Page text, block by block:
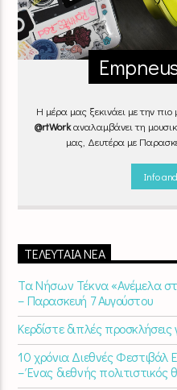
Η μέρα μας ξεκινάει με την
@rtWorkαναλαμβάνει τη
μας, Δευτέρα με
εναλλάσσονται
Info
ΤΕΛΕΥΤΑΊΑ ΝΈΑ
Τα Νήσων Τέκνα «Ανέμελα
– Παρασκευή 7 Αυγούστου
Κερδίστε διπλές
10 χρόνια Διεθνές Φεστιβάλ
– Ένας διεθνής πολιτιστικός